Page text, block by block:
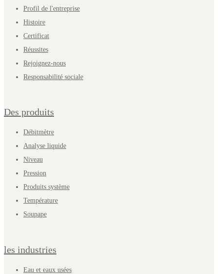
Profil de l'entreprise
Histoire
Certificat
Réussites
Rejoignez-nous
Responsabilité sociale
Des produits
Débitmètre
Analyse liquide
Niveau
Pression
Produits système
Température
Soupape
les industries
Eau et eaux usées